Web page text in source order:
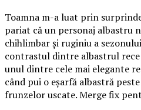
Toamna m-a luat prin
pariat că un personaj albastru
chihlimbar și ruginiu a
contrastul dintre albastrul rece
unul dintre cele mai elegante
când pui o eșarfă albastră
frunzelor uscate. Merge fix